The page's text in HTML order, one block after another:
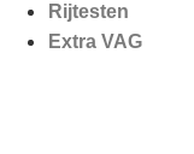
Rijtesten
Extra VAG